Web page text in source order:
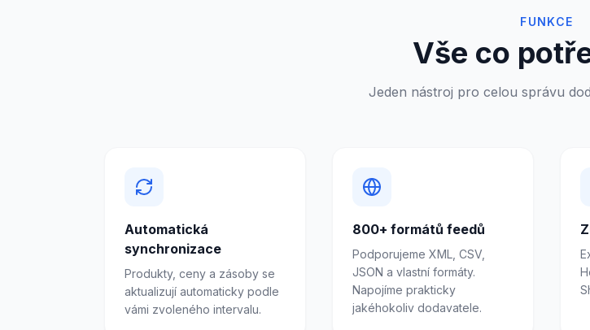
FUNKCE
Vše co
Jeden nástroj pro celou správu
Automatická
synchronizace
Produkty, ceny a zásoby se
aktualizují automaticky podle
vámi zvoleného intervalu.
800+ formátů feedů
Podporujeme XML, CSV,
JSON a vlastní formáty.
Napojíme prakticky
jakéhokoliv dodavatele.